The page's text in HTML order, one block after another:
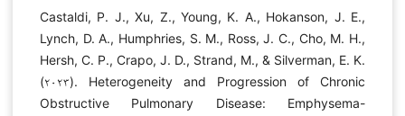
Castaldi, P. J., Xu, Z., Young, K. A., Hokanson, J. E.,
Lynch, D. A., Humphries, S. M., Ross, J. C., Cho, M. H.,
Hersh, C. P., Crapo, J. D., Strand, M., & Silverman, E. K.
(۲۰۲۳). Heterogeneity and Progression of Chronic
Obstructive Pulmonary Disease: Emphysema-